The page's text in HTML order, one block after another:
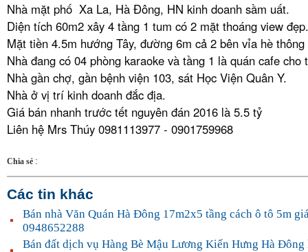
Nhà mặt phố Xa La, Hà Đông, HN kinh doanh sầm uất.
Diện tích 60m2 xây 4 tầng 1 tum có 2 mặt thoáng view đẹp.
Mặt tiền 4.5m hướng Tây, đường 6m cả 2 bên vỉa hè
Nhà đang có 04 phòng karaoke và tầng 1 là quán cafe cho
Nhà gần chợ, gần bệnh viện 103, sát Học Viện Quân Y.
Nhà ở vị trí kinh doanh đắc địa.
Giá bán nhanh trước tết nguyên đán 2016 là 5.5 tỷ
Liên hệ Mrs Thúy 0981113977 - 0901759968
Chia sẻ :
Các tin khác
Bán nhà Văn Quán Hà Đông 17m2x5 tầng cách ô tô 5m
0948652288
Bán đất dịch vụ Hàng Bè Mậu Lương Kiến Hưng Hà Đông